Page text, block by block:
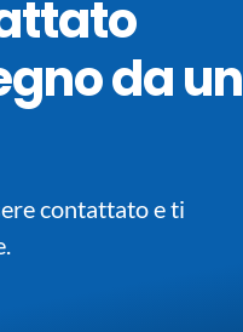
da un
contattato e ti